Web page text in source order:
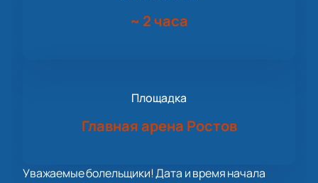
~ 2 часа
Площадка
Главная арена Ростов
Уважаемые болельщики! Дата и время начала